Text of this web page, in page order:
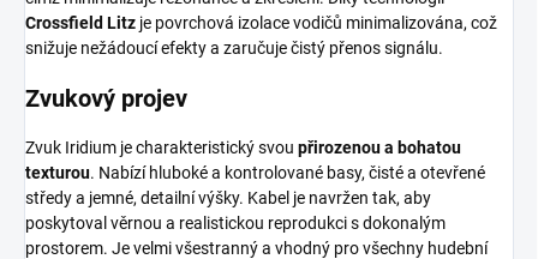
Crossfield Litz je povrchová izolace vodičů minimalizována, což
snižuje nežádoucí efekty a zaručuje čistý přenos signálu.
Zvukový projev
Zvuk Iridium je charakteristický svou přirozenou a bohatou
texturou. Nabízí hluboké a kontrolované basy, čisté a otevřené
středy a jemné, detailní výšky. Kabel je navržen tak, aby
poskytoval věrnou a realistickou reprodukci s dokonalým
prostorem. Je velmi všestranný a vhodný pro všechny hudební